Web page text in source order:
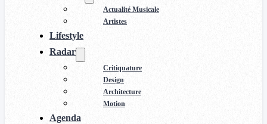
Actualité Musicale
Artistes
Lifestyle
Radar
Critiquature
Design
Architecture
Motion
Agenda